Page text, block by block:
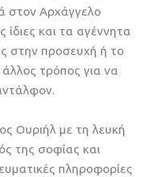
στον Αρχάγγελο
ίδιες και τα αγέννητα
στην προσευχή ή το
τρόπος για να
Ουριήλ με τη λευκή
της σοφίας και
πληροφορίες